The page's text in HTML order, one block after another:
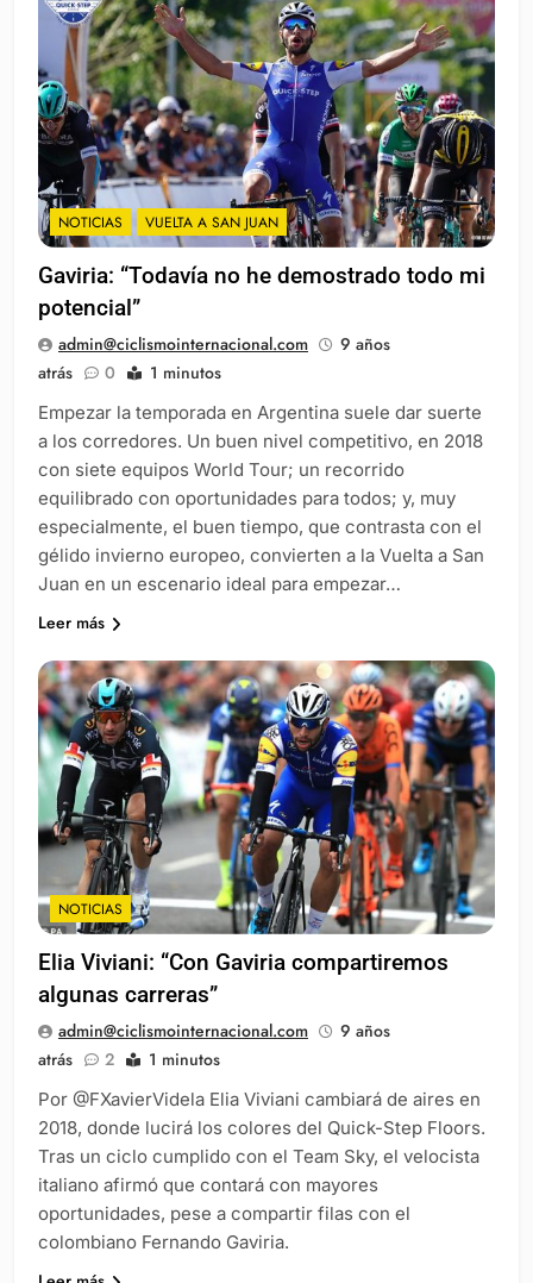
NOTICIAS VUELTA A SAN JUAN
Gaviria: “Todavía no he demostrado todo mi
potencial”
admin@ciclismointernacional.com
9 años
atrás
0 1 minutos
Empezar la temporada en Argentina suele dar suerte
a los corredores. Un buen nivel competitivo, en 2018
con siete equipos World Tour; un recorrido
equilibrado con oportunidades para todos; y, muy
especialmente, el buen tiempo, que contrasta con el
gélido invierno europeo, convierten a la Vuelta a San
Juan en un escenario ideal para empezar…
Leer más
NOTICIAS
Elia Viviani: “Con Gaviria compartiremos
algunas carreras”
admin@ciclismointernacional.com
9 años
atrás
2 1 minutos
Por @FXavierVidela Elia Viviani cambiará de aires en
2018, donde lucirá los colores del Quick-Step Floors.
Tras un ciclo cumplido con el Team Sky, el velocista
italiano afirmó que contará con mayores
oportunidades, pese a compartir filas con el
colombiano Fernando Gaviria.